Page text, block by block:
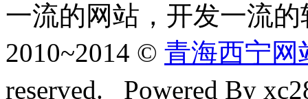
一流的网站，开发一流的
2010~2014 © 青海西宁网
reserved. Powered By